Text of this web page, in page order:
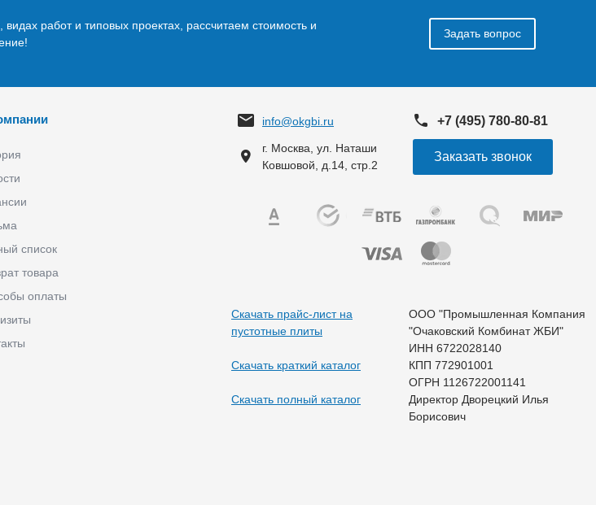
работ и типовых проектах, рассчитаем стоимость и
Задать вопрос
список
товара
оплаты
info@okgbi.ru +7 (495) 780-80-81
г. Москва, ул. Наташи
Ковшовой, д.14, стр.2
Заказать звонок
Скачать прайс-лист на
пустотные плиты
Скачать краткий каталог
Скачать полный каталог
ООО "Промышленная Компания
"Очаковский Комбинат ЖБИ"
ИНН 6722028140
КПП 772901001
ОГРН 1126722001141
Директор Дворецкий Илья
Борисович